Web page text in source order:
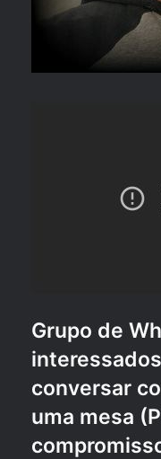
Grupo de
conversar
uma mesa